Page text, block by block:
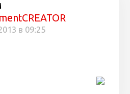
в 09:25